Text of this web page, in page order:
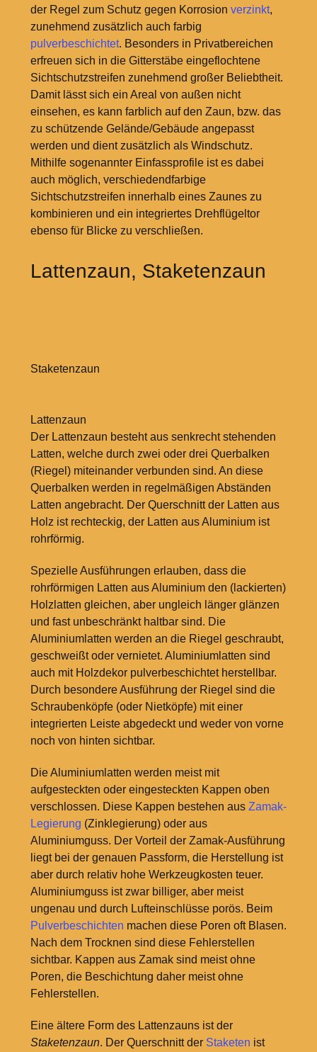
der Regel zum Schutz gegen Korrosion verzinkt,
zunehmend zusätzlich auch farbig
pulverbeschichtet. Besonders in Privatbereichen
erfreuen sich in die Gitterstäbe eingeflochtene
Sichtschutzstreifen zunehmend großer Beliebtheit.
Damit lässt sich ein Areal von außen nicht
einsehen, es kann farblich auf den Zaun, bzw. das
zu schützende Gelände/Gebäude angepasst
werden und dient zusätzlich als Windschutz.
Mithilfe sogenannter Einfassprofile ist es dabei
auch möglich, verschiedendfarbige
Sichtschutzstreifen innerhalb eines Zaunes zu
kombinieren und ein integriertes Drehflügeltor
ebenso für Blicke zu verschließen.
Lattenzaun, Staketenzaun
Staketenzaun
Lattenzaun
Der Lattenzaun besteht aus senkrecht stehenden
Latten, welche durch zwei oder drei Querbalken
(Riegel) miteinander verbunden sind. An diese
Querbalken werden in regelmäßigen Abständen
Latten angebracht. Der Querschnitt der Latten aus
Holz ist rechteckig, der Latten aus Aluminium ist
rohrförmig.
Spezielle Ausführungen erlauben, dass die
rohrförmigen Latten aus Aluminium den (lackierten)
Holzlatten gleichen, aber ungleich länger glänzen
und fast unbeschränkt haltbar sind. Die
Aluminiumlatten werden an die Riegel geschraubt,
geschweißt oder vernietet. Aluminiumlatten sind
auch mit Holzdekor pulverbeschichtet herstellbar.
Durch besondere Ausführung der Riegel sind die
Schraubenköpfe (oder Nietköpfe) mit einer
integrierten Leiste abgedeckt und weder von vorne
noch von hinten sichtbar.
Die Aluminiumlatten werden meist mit
aufgesteckten oder eingesteckten Kappen oben
verschlossen. Diese Kappen bestehen aus Zamak-
Legierung (Zinklegierung) oder aus
Aluminiumguss. Der Vorteil der Zamak-Ausführung
liegt bei der genauen Passform, die Herstellung ist
aber durch relativ hohe Werkzeugkosten teuer.
Aluminiumguss ist zwar billiger, aber meist
ungenau und durch Lufteinschlüsse porös. Beim
Pulverbeschichten machen diese Poren oft Blasen.
Nach dem Trocknen sind diese Fehlerstellen
sichtbar. Kappen aus Zamak sind meist ohne
Poren, die Beschichtung daher meist ohne
Fehlerstellen.
Eine ältere Form des Lattenzauns ist der
Staketenzaun. Der Querschnitt der Staketen ist